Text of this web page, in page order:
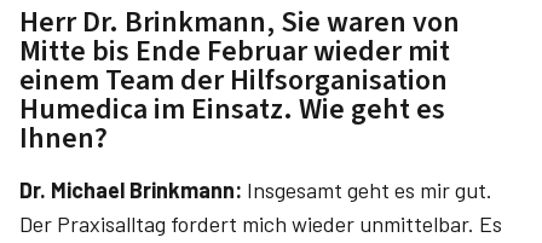
Herr Dr. Brinkmann, Sie waren von
Mitte bis Ende Februar wieder mit
einem Team der Hilfsorganisation
Humedica im Einsatz. Wie geht es
Ihnen?
Dr. Michael Brinkmann: Insgesamt geht es mir gut.
Der Praxisalltag fordert mich wieder unmittelbar. Es